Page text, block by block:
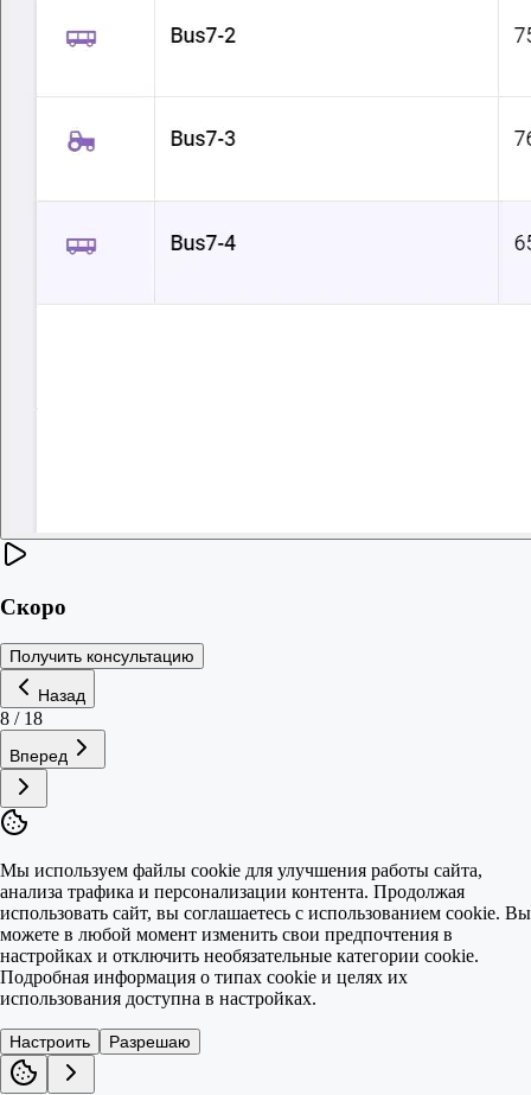
Скоро
Получить консультацию
Назад
8 / 18
Вперед
Мы используем файлы cookie для улучшения работы сайта,
анализа трафика и персонализации контента. Продолжая
использовать сайт, вы соглашаетесь с использованием cookie. Вы
можете в любой момент изменить свои предпочтения в
настройках и отключить необязательные категории cookie.
Подробная информация о типах cookie и целях их
использования доступна в настройках.
Настроить Разрешаю